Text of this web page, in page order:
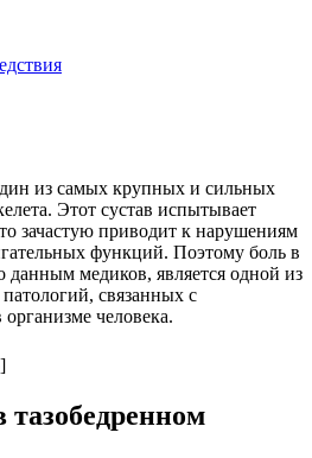
из самых крупных и сильных
Этот сустав испытывает
зачастую приводит к нарушениям
функций. Поэтому боль в
данным медиков, является одной из
связанных с
человека.
]